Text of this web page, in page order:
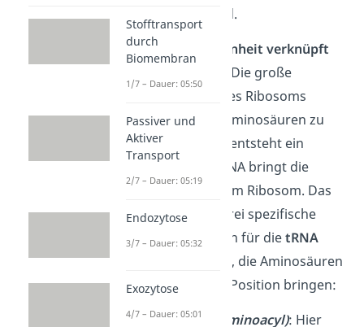
aufgebaut wird.
Große Untereinheit verknüpft
: Die große
Untereinheit des Ribosoms
verbindet die Aminosäuren zu
einer Kette. Es entsteht ein
Protein. Die tRNA bringt die
Aminosäure zum Ribosom. Das
Ribosom hat drei spezifische
Bindungsstellen für dietRNA
, die Aminosäuren
an die richtige Position bringen:
A-Stelle
(Aminoacyl): Hier
Stofftransport
durch
Biomembran
1/7 – Dauer: 05:50
Passiver und
Aktiver
Transport
2/7 – Dauer: 05:19
Endozytose
3/7 – Dauer: 05:32
Exozytose
4/7 – Dauer: 05:01